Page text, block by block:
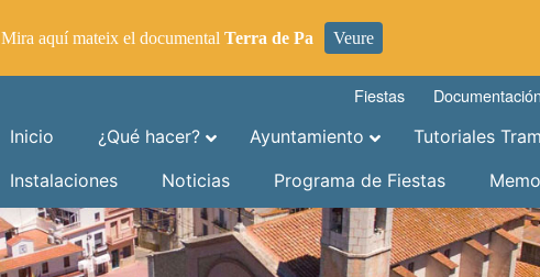
Fiestas Documentación
Inicio
¿Qué hacer? Ayuntamiento
Tutoriales
Instalaciones
Noticias Programa de Fiestas
Mira aquí mateix el documental Terra de Pa Veure